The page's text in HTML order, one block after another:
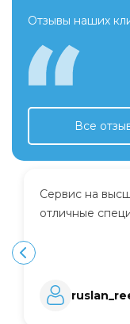
Отзывы наших
Все
Сервис на
отличные